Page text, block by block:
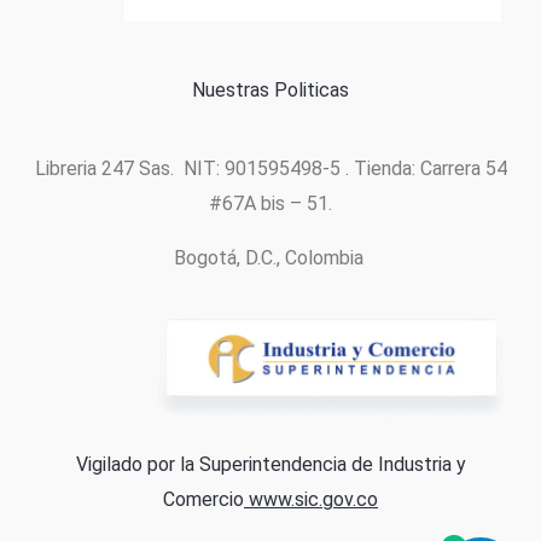
Nuestras Politicas
Libreria 247 Sas. NIT: 901595498-5 . Tienda: Carrera 54
#67A bis – 51.
Bogotá, D.C., Colombia
Vigilado por la Superintendencia de Industria y
Comercio www.sic.gov.co